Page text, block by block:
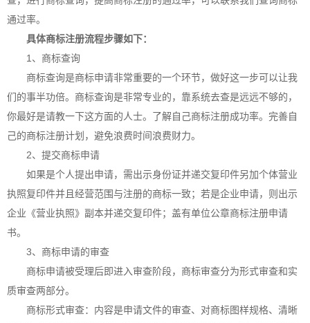
通过率。
具体商标注册流程步骤如下：
1、商标查询
商标查询是商标申请非常重要的一个环节，做好这一步可以让我
们的事半功倍。商标查询是非常专业的，靠系统去查是远远不够的，
你最好是请教一下这方面的人士。了解自己商标注册成功率。完善自
己的商标注册计划，避免浪费时间浪费财力。
2、提交商标申请
如果是个人提出申请，需出示身份证并递交复印件另加个体营业
执照复印件并且经营范围与注册的商标一致；若是企业申请，则出示
企业《营业执照》副本并递交复印件；盖有单位公章商标注册申请
书。
3、商标申请的审查
商标申请被受理后即进入审查阶段，商标审查分为形式审查和实
质审查两部分。
商标形式审查：内容是申请文件的审查、对商标图样规格、清晰